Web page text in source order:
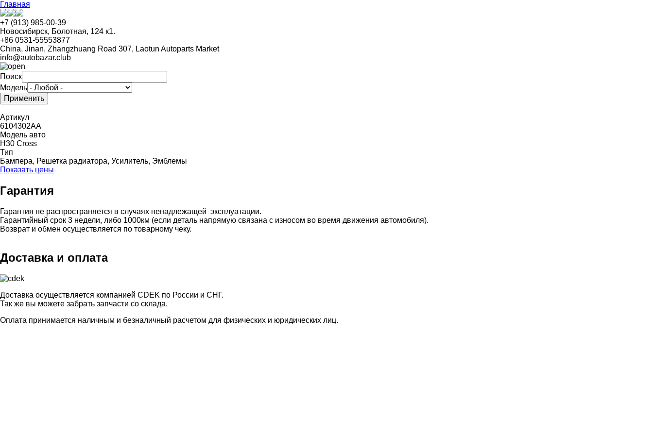
Перейти
к
основному
содержанию
Главная
+7 (913) 985-00-39
Новосибирск, Болотная, 124 к1.
+86 0531-55553877
China, Jinan, Zhangzhuang Road 307, Laotun Autoparts Market
info@autobazar.club
Поиск
Модель
Артикул
6104302AA
Модель авто
H30 Cross
Тип
Бампера, Решетка радиатора, Усилитель, Эмблемы
Показать цены
Гарантия
Гарантия не распространяется в случаях ненадлежащей эксплуатации.
Гарантийный срок 3 недели, либо 1000км (если деталь напрямую связана с износом во время движения автомобиля).
Возврат и обмен осуществляется по товарному чеку.
Доставка и оплата
Доставка осуществляется компанией CDEK по России и СНГ.
Так же вы можете забрать запчасти со склада.
Оплата принимается наличным и безналичный расчетом для физических и юридических лиц.